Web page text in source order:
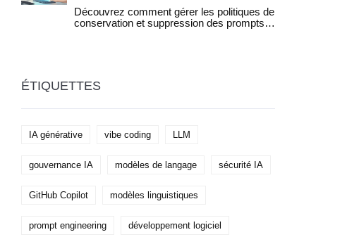
Découvrez comment gérer les politiques de
conservation et suppression des prompts
ÉTIQUETTES
IA générative vibe coding LLM
gouvernance IA modèles de langage sécurité IA
GitHub Copilot modèles linguistiques
prompt engineering développement logiciel